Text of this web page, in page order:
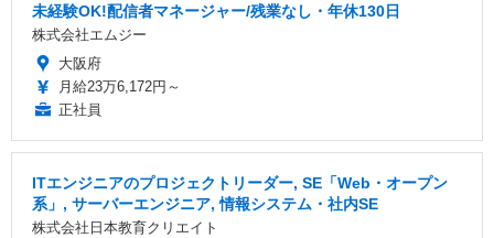
未経験OK!配信者マネージャー/残業なし・年休130日
株式会社エムジー
大阪府
月給23万6,172円～
正社員
ITエンジニアのプロジェクトリーダー, SE「Web・オープン
系」, サーバーエンジニア, 情報システム・社内SE
株式会社日本教育クリエイト